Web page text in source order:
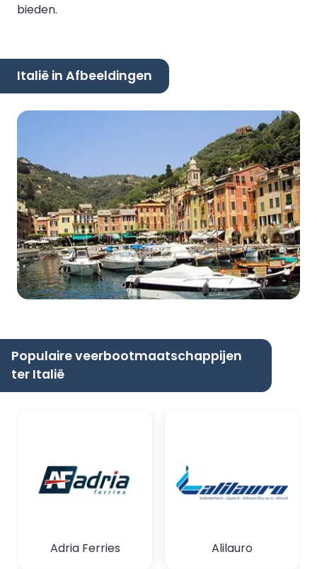
bieden.
Italië in Afbeeldingen
Populaire veerbootmaatschappijen
ter Italië
Adria Ferries Alilauro